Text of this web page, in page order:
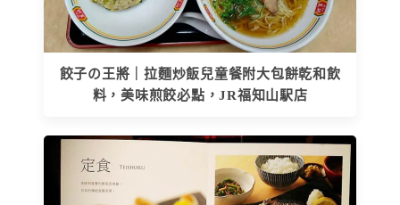
餃子の王將｜拉麵炒飯兒童餐附大包餅乾和飲
料，美味煎餃必點，JR福知山駅店